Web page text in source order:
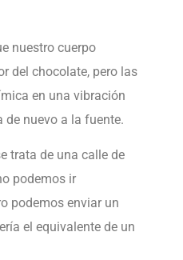
nuestro cuerpo
del chocolate, pero las
en una vibración
de nuevo a la fuente.
trata de una calle de
podemos ir
podemos enviar un
el equivalente de un